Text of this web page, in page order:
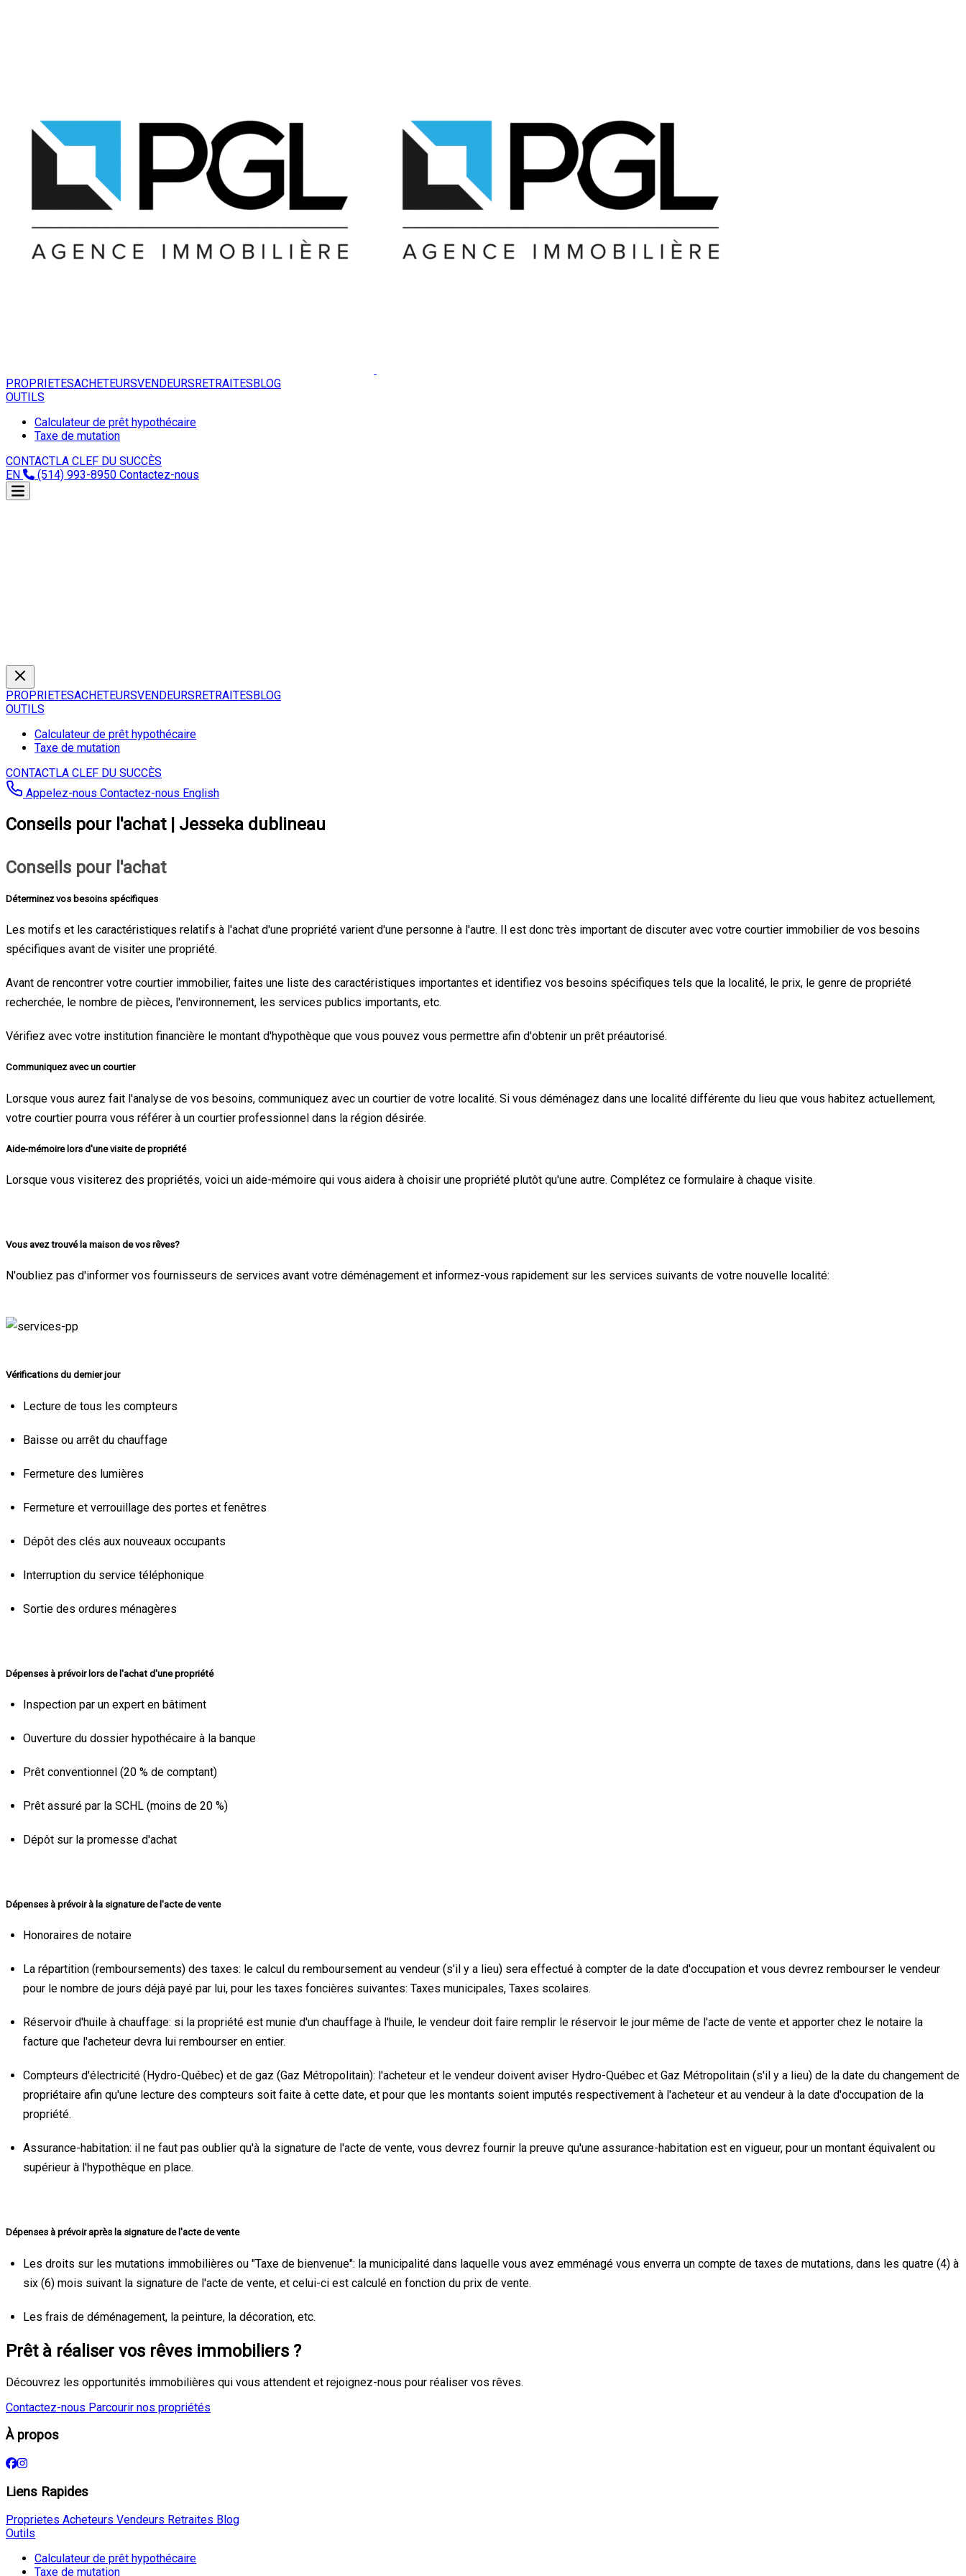
PROPRIETESACHETEURSVENDEURSRETRAITESBLOG
OUTILS
Calculateur de prêt hypothécaire
Taxe de mutation
CONTACTLA CLEF DU SUCCÈS
EN
(514) 993-8950 Contactez-nous
PROPRIETESACHETEURSVENDEURSRETRAITESBLOG
OUTILS
Calculateur de prêt hypothécaire
Taxe de mutation
CONTACTLA CLEF DU SUCCÈS
Appelez-nous Contactez-nous English
Conseils pour l'achat | Jesseka dublineau
Conseils pour l'achat
Déterminez vos besoins spécifiques
Les motifs et les caractéristiques relatifs à l'achat d'une propriété varient d'une personne à l'autre. Il est donc très important de discuter avec votre courtier immobilier de vos besoins
spécifiques avant de visiter une propriété.
Avant de rencontrer votre courtier immobilier, faites une liste des caractéristiques importantes et identifiez vos besoins spécifiques tels que la localité, le prix, le genre de propriété
recherchée, le nombre de pièces, l'environnement, les services publics importants, etc.
Vérifiez avec votre institution financière le montant d'hypothèque que vous pouvez vous permettre afin d'obtenir un prêt préautorisé.
Communiquez avec un courtier
Lorsque vous aurez fait l'analyse de vos besoins, communiquez avec un courtier de votre localité. Si vous déménagez dans une localité différente du lieu que vous habitez actuellement,
votre courtier pourra vous référer à un courtier professionnel dans la région désirée.
Aide-mémoire lors d'une visite de propriété
Lorsque vous visiterez des propriétés, voici un aide-mémoire qui vous aidera à choisir une propriété plutôt qu'une autre. Complétez ce formulaire à chaque visite.
Vous avez trouvé la maison de vos rêves?
N'oubliez pas d'informer vos fournisseurs de services avant votre déménagement et informez-vous rapidement sur les services suivants de votre nouvelle localité:
Vérifications du dernier jour
Lecture de tous les compteurs
Baisse ou arrêt du chauffage
Fermeture des lumières
Fermeture et verrouillage des portes et fenêtres
Dépôt des clés aux nouveaux occupants
Interruption du service téléphonique
Sortie des ordures ménagères
Dépenses à prévoir lors de l'achat d'une propriété
Inspection par un expert en bâtiment
Ouverture du dossier hypothécaire à la banque
Prêt conventionnel (20 % de comptant)
Prêt assuré par la SCHL (moins de 20 %)
Dépôt sur la promesse d'achat
Dépenses à prévoir à la signature de l'acte de vente
Honoraires de notaire
La répartition (remboursements) des taxes: le calcul du remboursement au vendeur (s'il y a lieu) sera effectué à compter de la date d'occupation et vous devrez rembourser le vendeur
pour le nombre de jours déjà payé par lui, pour les taxes foncières suivantes: Taxes municipales, Taxes scolaires.
Réservoir d'huile à chauffage: si la propriété est munie d'un chauffage à l'huile, le vendeur doit faire remplir le réservoir le jour même de l'acte de vente et apporter chez le notaire la
facture que l'acheteur devra lui rembourser en entier.
Compteurs d'électricité (Hydro-Québec) et de gaz (Gaz Métropolitain): l'acheteur et le vendeur doivent aviser Hydro-Québec et Gaz Métropolitain (s'il y a lieu) de la date du changement de
propriétaire afin qu'une lecture des compteurs soit faite à cette date, et pour que les montants soient imputés respectivement à l'acheteur et au vendeur à la date d'occupation de la
propriété.
Assurance-habitation: il ne faut pas oublier qu'à la signature de l'acte de vente, vous devrez fournir la preuve qu'une assurance-habitation est en vigueur, pour un montant équivalent ou
supérieur à l'hypothèque en place.
Dépenses à prévoir après la signature de l'acte de vente
Les droits sur les mutations immobilières ou "Taxe de bienvenue": la municipalité dans laquelle vous avez emménagé vous enverra un compte de taxes de mutations, dans les quatre (4) à
six (6) mois suivant la signature de l'acte de vente, et celui-ci est calculé en fonction du prix de vente.
Les frais de déménagement, la peinture, la décoration, etc.
Prêt à réaliser vos rêves immobiliers ?
Découvrez les opportunités immobilières qui vous attendent et rejoignez-nous pour réaliser vos rêves.
Contactez-nous Parcourir nos propriétés
À propos
Liens Rapides
Proprietes Acheteurs Vendeurs Retraites Blog
Outils
Calculateur de prêt hypothécaire
Taxe de mutation